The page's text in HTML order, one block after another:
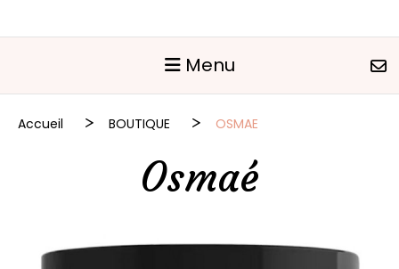
Menu
Accueil BOUTIQUE OSMAE
Osmaé